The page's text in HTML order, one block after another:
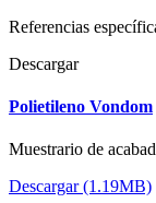
Referencias
Descargar
Polietileno Vondom
Muestrario de
Descargar (1.19MB)